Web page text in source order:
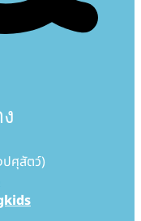
ปศุสัตว์)